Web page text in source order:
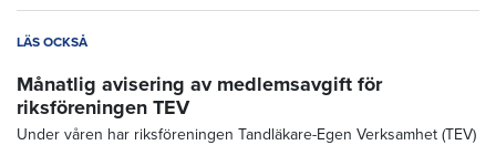
LÄS OCKSÅ
Månatlig avisering av medlemsavgift för
riksföreningen TEV
Under våren har riksföreningen Tandläkare-Egen Verksamhet (TEV)